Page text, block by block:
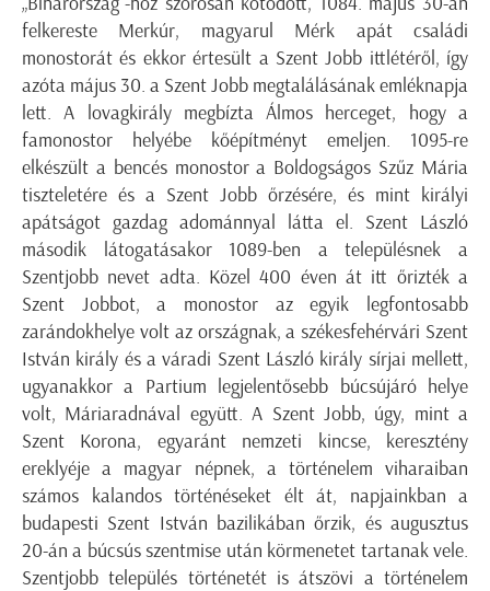
felkereste Merkúr, magyarul Mérk apát családi
monostorát és ekkor értesült a Szent Jobb ittlétéről, így
azóta május 30. a Szent Jobb megtalálásának emléknapja
lett. A lovagkirály megbízta Álmos herceget, hogy a
famonostor helyébe kőépítményt emeljen. 1095-re
elkészült a bencés monostor a Boldogságos Szűz Mária
tiszteletére és a Szent Jobb őrzésére, és mint királyi
apátságot gazdag adománnyal látta el. Szent László
második látogatásakor 1089-ben a településnek a
Szentjobb nevet adta. Közel 400 éven át itt őrizték a
Szent Jobbot, a monostor az egyik legfontosabb
zarándokhelye volt az országnak, a székesfehérvári Szent
István király és a váradi Szent László király sírjai mellett,
ugyanakkor a Partium legjelentősebb búcsújáró helye
volt, Máriaradnával együtt. A Szent Jobb, úgy, mint a
Szent Korona, egyaránt nemzeti kincse, keresztény
ereklyéje a magyar népnek, a történelem viharaiban
számos kalandos történéseket élt át, napjainkban a
budapesti Szent István bazilikában őrzik, és augusztus
20-án a búcsús szentmise után körmenetet tartanak vele.
Szentjobb település történetét is átszövi a történelem